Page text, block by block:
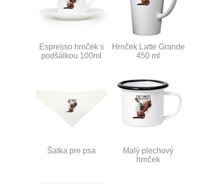
Espresso hrnček s
podšálkou 100ml
Hrnček Latte Grande
450 ml
Šatka pre psa
Malý plechový
hrnček